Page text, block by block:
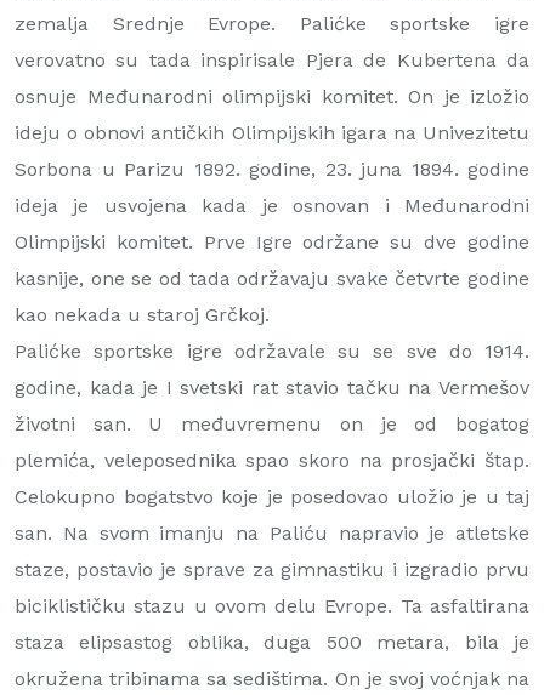
zemalja Srednje Evrope. Palićke sportske igre
verovatno su tada inspirisale Pjera de Kubertena da
osnuje Međunarodni olimpijski komitet. On je izložio
ideju o obnovi antičkih Olimpijskih igara na Univezitetu
Sorbona u Parizu 1892. godine, 23. juna 1894. godine
ideja je usvojena kada je osnovan i Međunarodni
Olimpijski komitet. Prve Igre održane su dve godine
kasnije, one se od tada održavaju svake četvrte godine
kao nekada u staroj Grčkoj.
Palićke sportske igre održavale su se sve do 1914.
godine, kada je I svetski rat stavio tačku na Vermešov
životni san. U međuvremenu on je od bogatog
plemića, veleposednika spao skoro na prosjački štap.
Celokupno bogatstvo koje je posedovao uložio je u taj
san. Na svom imanju na Paliću napravio je atletske
staze, postavio je sprave za gimnastiku i izgradio prvu
biciklističku stazu u ovom delu Evrope. Ta asfaltirana
staza elipsastog oblika, duga 500 metara, bila je
okružena tribinama sa sedištima. On je svoj voćnjak na